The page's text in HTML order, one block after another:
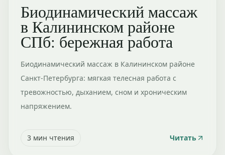
Биодинамический массаж
в Калининском районе
СПб: бережная работа
Биодинамический массаж в Калининском районе
Санкт-Петербурга: мягкая телесная работа с
тревожностью, дыханием, сном и хроническим
напряжением.
3 мин чтения Читать